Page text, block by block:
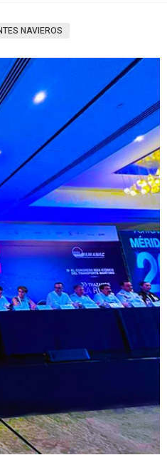
NAVIEROS